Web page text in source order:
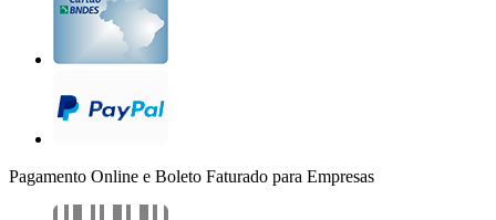
Pagamento Online e Boleto Faturado para Empresas